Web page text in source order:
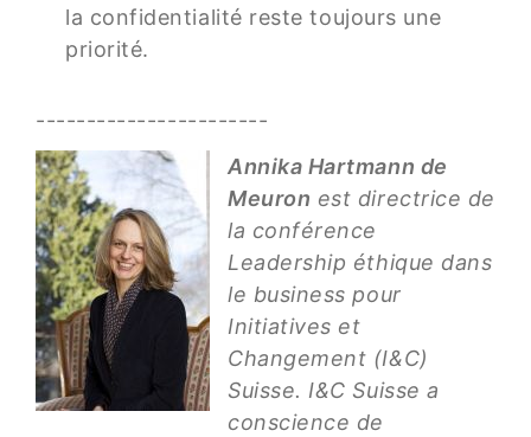
la confidentialité reste toujours une
priorité.
-----------------------
Annika Hartmann de
Meuron est directrice de
la conférence
Leadership éthique dans
le business pour
Initiatives et
Changement (I&C)
Suisse. I&C Suisse a
conscience de